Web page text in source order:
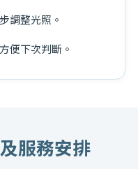
調整光照。
便下次判斷。
服務安排